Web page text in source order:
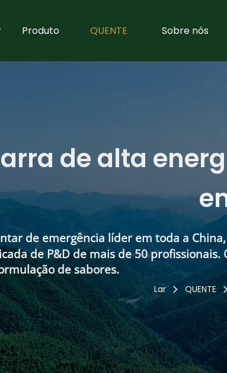
Produto QUENTE Sobre nós
de alta
de emergência líder em toda a
de P&D de mais de 50
de sabores.
Lar QUENTE